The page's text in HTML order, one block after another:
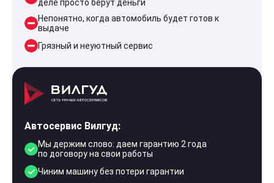
деле просто берут деньги
Непонятно, когда автомобиль будет готов к
выдаче
Грязный и неуютный сервис
Автосервис Вилгуд:
Мы держим слово: даем гарантию 2 года
по договору на свои работы
Чиним машину без потери гарантии